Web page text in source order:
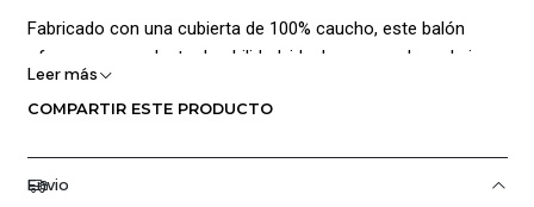
Fabricado con una cubierta de 100% caucho, este balón
ofrece una excelente durabilidad, ideal para canchas al aire
libre. Su cámara de caucho asegura un rebote consistente y
un rendimiento óptimo en todo tipo de superficies. La válvula
Leer más
COMPARTIR ESTE PRODUCTO
Envio